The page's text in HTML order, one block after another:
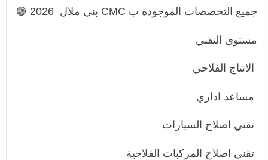
جميع التخصصات الموجودة ب CMC بني ملال 2026 🟣
مستوى التقني
الانتاج الفلاحي
مساعد اداري
تقني اصلاح السيارات
تقني اصلاح المركبات الفلاحية